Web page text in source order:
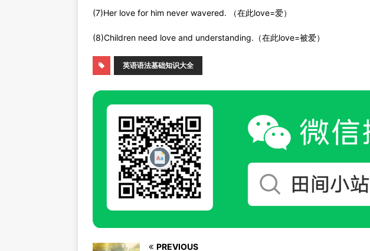
(7)Her love for him never wavered. （在此love=爱）
(8)Children need love and understanding.（在此love=被爱）
英语语法基础知识大全
PREVIOUS